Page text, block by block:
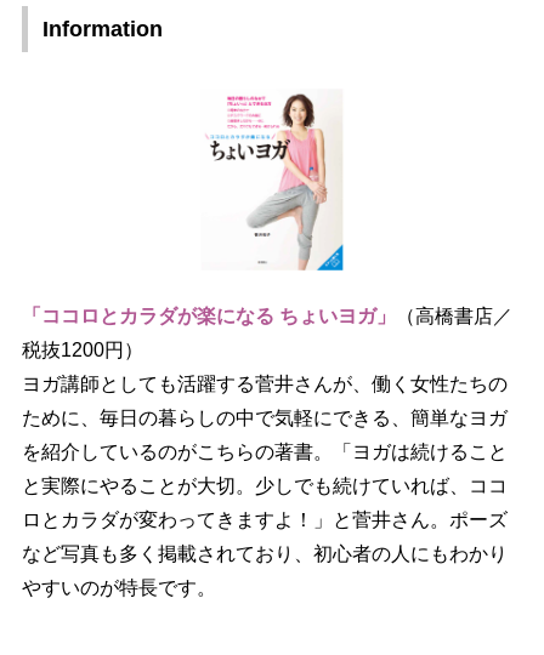
Information
「ココロとカラダが楽になる ちょいヨガ」
（高橋書店／
税抜1200円）
ヨガ講師としても活躍する菅井さんが、働く女性たちの
ために、毎日の暮らしの中で気軽にできる、簡単なヨガ
を紹介しているのがこちらの著書。「ヨガは続けること
と実際にやることが大切。少しでも続けていれば、ココ
ロとカラダが変わってきますよ！」と菅井さん。ポーズ
など写真も多く掲載されており、初心者の人にもわかり
すいのが特長です。